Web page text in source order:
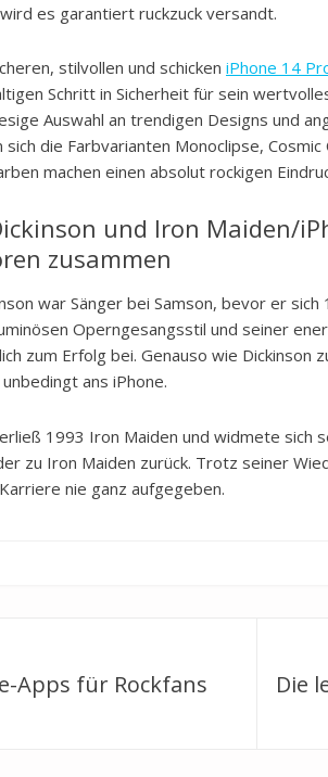
es garantiert ruckzuck versandt.
stilvollen und schicken iPhone 14
Schritt in Sicherheit für sein
Auswahl an trendigen Designs und
sich die Farbvarianten Monoclipse,
machen einen absolut rockigen
und Iron Maiden/
zusammen
war Sänger bei Samson, bevor er
Operngesangsstil und seiner
zum Erfolg bei. Genauso wie Dickinson
ans iPhone.
1993 Iron Maiden und widmete sich
zu Iron Maiden zurück. Trotz seiner
nie ganz aufgegeben.
Apps für Rockfans
NextDie